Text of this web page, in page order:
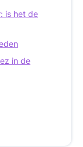
is het de
in de